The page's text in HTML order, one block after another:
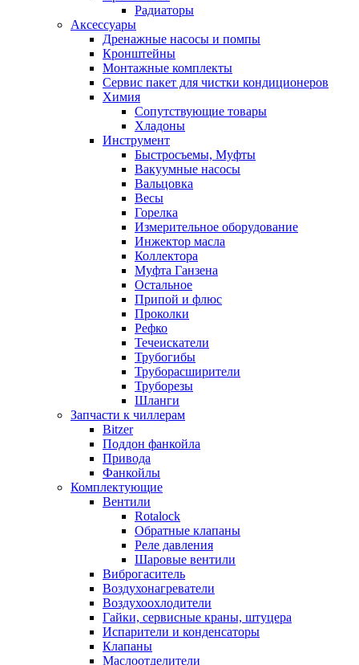
Радиаторы
Аксессуары
Дренажные насосы и помпы
Кронштейны
Монтажные комплекты
Сервис пакет для чистки кондиционеров
Химия
Сопутствующие товары
Хладоны
Инструмент
Быстросъемы, Муфты
Вакуумные насосы
Вальцовка
Весы
Горелка
Измерительное оборудование
Инжектор масла
Коллектора
Муфта Ганзена
Остальное
Припой и флюс
Проколки
Рефко
Течеискатели
Трубогибы
Труборасширители
Труборезы
Шланги
Запчасти к чиллерам
Bitzer
Поддон фанкойла
Привода
Фанкойлы
Комплектующие
Вентили
Rotalock
Обратные клапаны
Реле давления
Шаровые вентили
Виброгаситель
Воздухонагреватели
Воздухоохлодители
Гайки, сервисные краны, штуцера
Испарители и конденсаторы
Клапаны
Маслоотделители